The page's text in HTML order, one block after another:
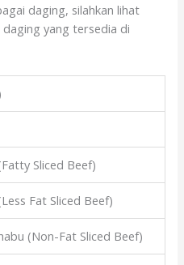
daging, silahkan lihat
yang tersedia di
Sliced Beef)
Fat Sliced Beef)
(Non-Fat Sliced Beef)